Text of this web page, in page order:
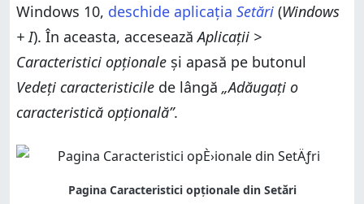
Windows 10, deschide aplicația Setări (Windows
+ I). În aceasta, acceseazăAplicații >
Caracteristici opționale și apasă pe butonul
Vedeți caracteristicile de lângă „Adăugați o
caracteristică opțională”.